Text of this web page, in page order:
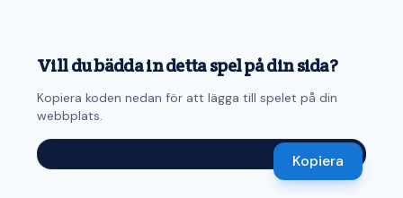
Vill du bädda in detta spel på din sida?
Kopiera koden nedan för att lägga till spelet på din
webbplats.
Kopiera